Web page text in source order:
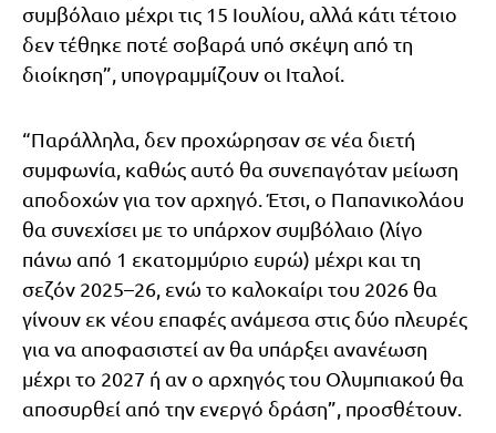
συμβόλαιο μέχρι τις 15 Ιουλίου, αλλά κάτι τέτοιο
δεν τέθηκε ποτέ σοβαρά υπό σκέψη από τη
διοίκηση”, υπογραμμίζουν οι Ιταλοί.
“Παράλληλα, δεν προχώρησαν σε νέα διετή
συμφωνία, καθώς αυτό θα συνεπαγόταν μείωση
αποδοχών για τον αρχηγό. Έτσι, ο Παπανικολάου
θα συνεχίσει με το υπάρχον συμβόλαιο (λίγο
πάνω από 1 εκατομμύριο ευρώ) μέχρι και τη
σεζόν 2025–26, ενώ το καλοκαίρι του 2026 θα
γίνουν εκ νέου επαφές ανάμεσα στις δύο πλευρές
για να αποφασιστεί αν θα υπάρξει ανανέωση
μέχρι το 2027 ή αν ο αρχηγός του Ολυμπιακού θα
αποσυρθεί από την ενεργό δράση”, προσθέτουν.